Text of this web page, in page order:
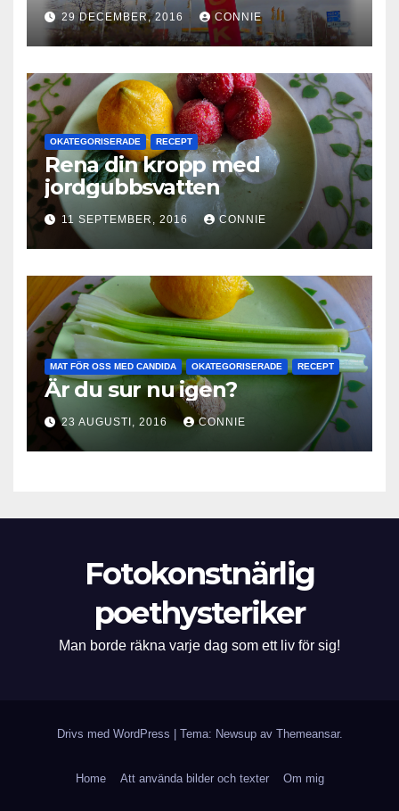
29 DECEMBER, 2016 CONNIE
OKATEGORISERADE RECEPT
Rena din kropp med
jordgubbsvatten
11 SEPTEMBER, 2016 CONNIE
MAT FÖR OSS MED CANDIDA OKATEGORISERADE RECEPT
Är du sur nu igen?
23 AUGUSTI, 2016 CONNIE
Fotokonstnärlig
poethysteriker
Man borde räkna varje dag som ett liv för sig!
Drivs med WordPress Tema: Newsup av Themeansar.
Home Att använda bilder och texter Om mig